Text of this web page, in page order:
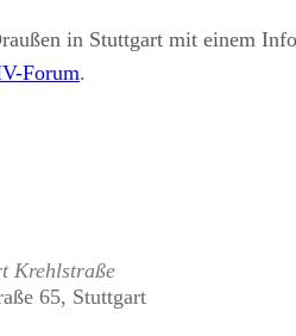
in Stuttgart mit einem
Forum.
Krehlstraße
65, Stuttgart